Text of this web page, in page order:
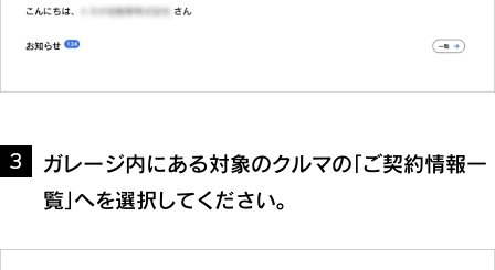
3
ガレージ内にある対象のクルマの「ご契約情報一
覧」へを選択してください。